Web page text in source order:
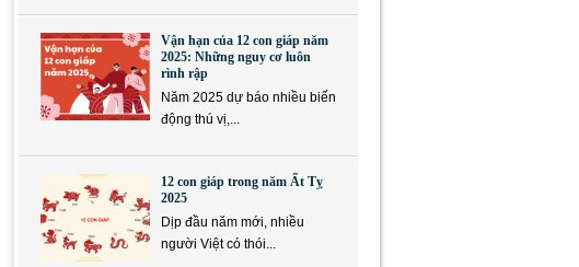
Vận hạn của 12 con giáp năm
2025: Những nguy cơ luôn
rình rập
Năm 2025 dự báo nhiều biến
động thú vị,...
12 con giáp trong năm Ất Tỵ
2025
Dịp đầu năm mới, nhiều
người Việt có thói...